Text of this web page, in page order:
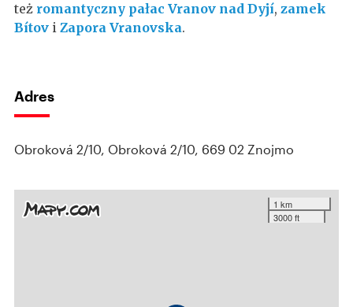
też romantyczny pałac Vranov nad Dyjí, zamek
Bítov i Zapora Vranovska.
Adres
Obroková 2/10, Obroková 2/10, 669 02 Znojmo
1 km
3000 ft